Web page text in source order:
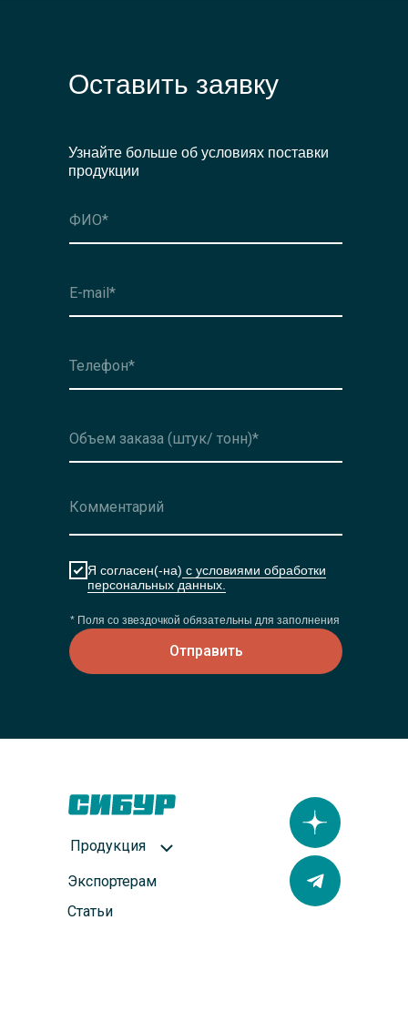
* Поля со звездочкой обязательны для заполнения
Узнайте больше об условиях поставки
продукции
Оставить заявку
Я согласен(-на) с условиями обработки
персональных данных.
Отправить
Оформить заявку
Продукция
Статьи
Экспортерам